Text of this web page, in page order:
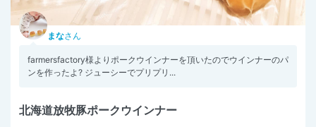
まなさん
farmersfactory様よりポークウインナーを頂いたのでウインナーのパ
ンを作ったよ? ジューシーでプリプリ...
北海道放牧豚ポークウインナー